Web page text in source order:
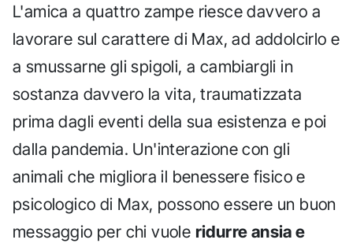
L'amica a quattro zampe riesce davvero a
lavorare sul carattere di Max, ad addolcirlo e
a smussarne gli spigoli, a cambiargli in
sostanza davvero la vita, traumatizzata
prima dagli eventi della sua esistenza e poi
dalla pandemia. Un'interazione con gli
animali che migliora il benessere fisico e
psicologico di Max, possono essere un buon
messaggio per chi vuole ridurre ansia e